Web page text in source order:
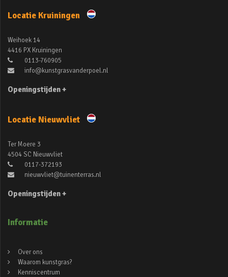
Locatie Kruiningen
Weihoek 14
4416 PX Kruiningen
0113-760905
info@kunstgrasvanderpoel.nl
Openingstijden +
Locatie Nieuwvliet
Ter Moere 3
4504 SC Nieuwvliet
0117-372193
nieuwvliet@tuinenterras.nl
Openingstijden +
Informatie
Over ons
Waarom kunstgras?
Kenniscentrum